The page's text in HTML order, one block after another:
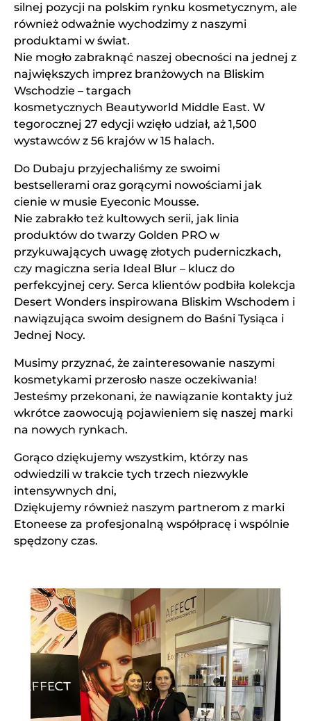
silnej pozycji na polskim rynku kosmetycznym, ale
również odważnie wychodzimy z naszymi
produktami w świat.
Nie mogło zabraknąć naszej obecności na jednej z
największych imprez branżowych na Bliskim
Wschodzie – targach
kosmetycznych Beautyworld Middle East. W
tegorocznej 27 edycji wzięło udział, aż 1,500
wystawców z 56 krajów w 15 halach.
Do Dubaju przyjechaliśmy ze swoimi
bestsellerami oraz gorącymi nowościami jak
cienie w musie Eyeconic Mousse.
Nie zabrakło też kultowych serii, jak linia
produktów do twarzy Golden PRO w
przykuwających uwagę złotych puderniczkach,
czy magiczna seria Ideal Blur – klucz do
perfekcyjnej cery. Serca klientów podbiła kolekcja
Desert Wonders inspirowana Bliskim Wschodem i
nawiązująca swoim designem do Baśni Tysiąca i
Jednej Nocy.
Musimy przyznać, że zainteresowanie naszymi
kosmetykami przerosło nasze oczekiwania!
Jesteśmy przekonani, że nawiązanie kontakty już
wkrótce zaowocują pojawieniem się naszej marki
na nowych rynkach.
Gorąco dziękujemy wszystkim, którzy nas
odwiedzili w trakcie tych trzech niezwykle
intensywnych dni,
Dziękujemy również naszym partnerom z marki
Etoneese za profesjonalną współpracę i wspólnie
spędzony czas.